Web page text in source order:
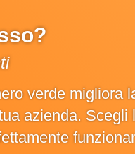
verde migliora
azienda.